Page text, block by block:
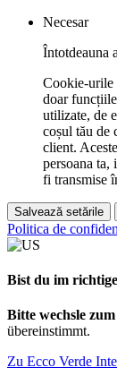
Necesar
Întotdeauna
Cookie-urile
doar
utilizate, de
coșul tău de
client.
persoana ta,
fi transmise
Salvează setările
Politica de
Bist du im
Bitte wechsle
übereinstimmt.
Zu Ecco Verde